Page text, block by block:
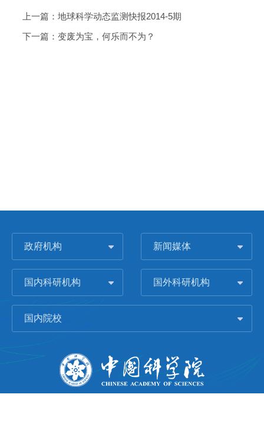
上一篇： 地球科学动态监测快报2014-5期
下一篇： 变废为宝，何乐而不为？
政府机构 新闻媒体
国内科研机构 国外科研机构
国内院校